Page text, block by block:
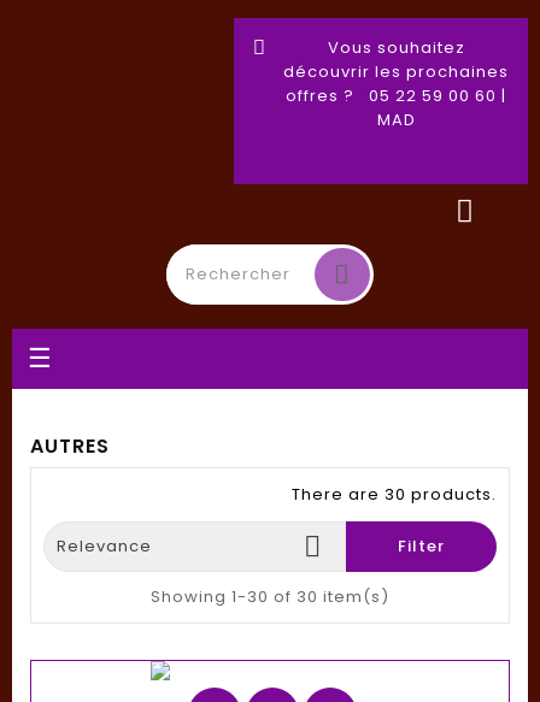
Vous souhaitez
découvrir les prochaines
offres ? 05 22 59 00 60 |
MAD
Toggle
navigation
☰
AUTRES
There are 30 products.
Relevance  Filter
Showing 1-30 of 30 item(s)